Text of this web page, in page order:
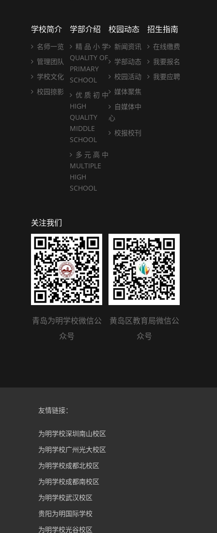
学校简介
名师一览
管理团队
学校文化
校园掠影
学部介绍
精 品 小 学
QUALITY OF
PRIMARY
SCHOOL
优 质 初 中
HIGH
QUALITY
MIDDLE
SCHOOL
多 元 高 中
MULTIPLE
HIGH
SCHOOL
校园动态
新闻资讯
学部动态
校园活动
媒体聚焦
自媒体中
心
校报校刊
招生指南
在线缴费
我要报名
我要应聘
关注我们
青岛为明学校微信公
众号
黄岛区教育局微信公
众号
友情链接：
为明学校深圳南山校区
为明学校广州光大校区
为明学校成都北校区
为明学校成都南校区
为明学校武汉校区
贵阳为明国际学校
为明学校光谷校区